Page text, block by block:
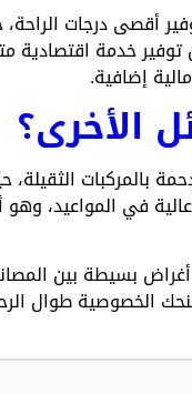
أقصى درجات
خدمة اقتصادية
إضافية.
الأخرى؟
بالمركبات
في المواعيد، وهو
أغراض بسيطة بين
الخصوصية طوال